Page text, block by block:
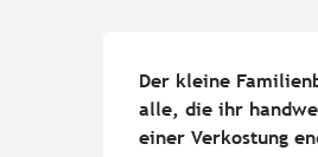
Der kleine
alle, die ihr
einer Verkostung